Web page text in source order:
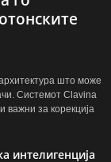
што може
Системот Clavina
важни за корекција
интелигенција